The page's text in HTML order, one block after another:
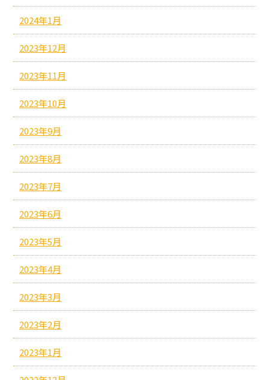
2024年1月
2023年12月
2023年11月
2023年10月
2023年9月
2023年8月
2023年7月
2023年6月
2023年5月
2023年4月
2023年3月
2023年2月
2023年1月